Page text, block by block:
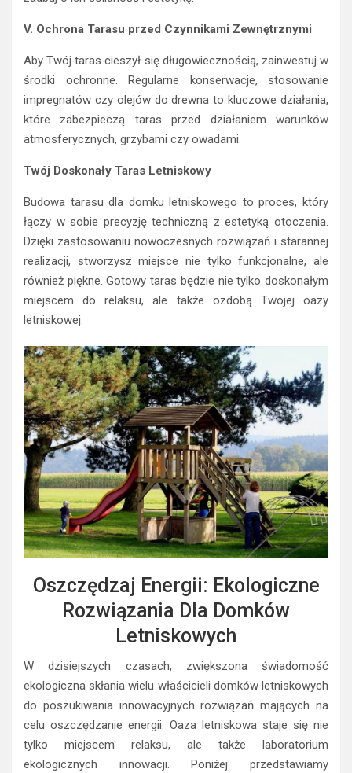
V. Ochrona Tarasu przed Czynnikami Zewnętrznymi
Aby Twój taras cieszył się długowiecznością, zainwestuj w
środki ochronne. Regularne konserwacje, stosowanie
impregnatów czy olejów do drewna to kluczowe działania,
które zabezpieczą taras przed działaniem warunków
atmosferycznych, grzybami czy owadami.
Twój Doskonały Taras Letniskowy
Budowa tarasu dla domku letniskowego to proces, który
łączy w sobie precyzję techniczną z estetyką otoczenia.
Dzięki zastosowaniu nowoczesnych rozwiązań i starannej
realizacji, stworzysz miejsce nie tylko funkcjonalne, ale
również piękne. Gotowy taras będzie nie tylko doskonałym
miejscem do relaksu, ale także ozdobą Twojej oazy
letniskowej.
Oszczędzaj Energii: Ekologiczne
Rozwiązania Dla Domków
Letniskowych
W dzisiejszych czasach, zwiększona świadomość
ekologiczna skłania wielu właścicieli domków letniskowych
do poszukiwania innowacyjnych rozwiązań mających na
celu oszczędzanie energii. Oaza letniskowa staje się nie
tylko miejscem relaksu, ale także laboratorium
ekologicznych innowacji. Poniżej przedstawiamy